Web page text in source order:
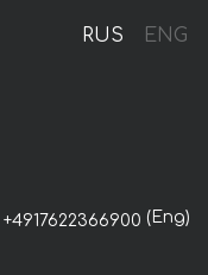
RUS ENG
+4917622366900 (Eng)